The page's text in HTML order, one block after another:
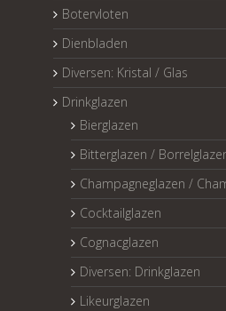
Botervloten
Dienbladen
Diversen: Kristal / Glas
Drinkglazen
Bierglazen
Bitterglazen /
Champagneglazen /
Cocktailglazen
Cognacglazen
Diversen: Drinkglazen
Likeurglazen